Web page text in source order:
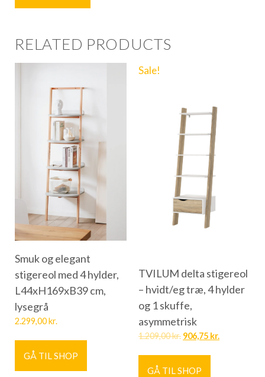
RELATED PRODUCTS
Smuk og elegant
stigereol med 4 hylder,
L44xH169xB39 cm,
lysegrå
2.299,00kr.
GÅ TIL SHOP
Sale!
TVILUM delta stigereol
– hvidt/eg træ, 4 hylder
og 1 skuffe,
asymmetrisk
1.209,00kr. 906,75 kr.
GÅ TIL SHOP